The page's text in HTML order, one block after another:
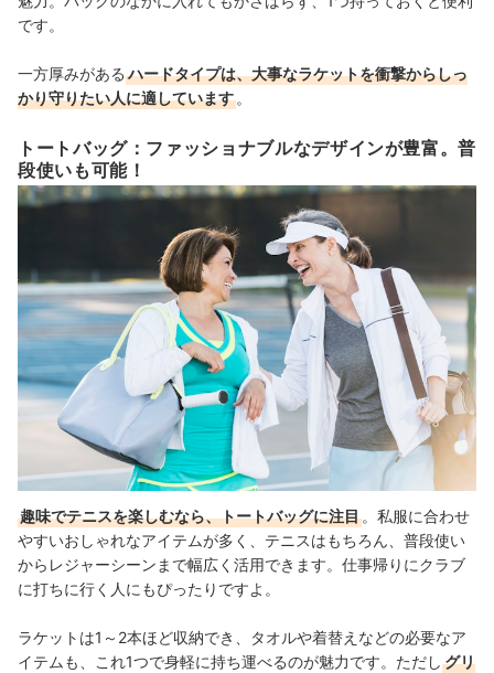
です。
一方厚みがある ハードタイプは、大事なラケットを衝撃からしっ
かり守りたい人に適しています 。
トートバッグ：ファッショナブルなデザインが豊富。普
段使いも可能！
趣味でテニスを楽しむなら、トートバッグに注目 。私服に合わせ
やすいおしゃれなアイテムが多く、テニスはもちろん、普段使い
からレジャーシーンまで幅広く活用できます。仕事帰りにクラブ
に打ちに行く人にもぴったりですよ。
ラケットは1～2本ほど収納でき、タオルや着替えなどの必要なア
イテムも、これ1つで身軽に持ち運べるのが魅力です。ただし グリ